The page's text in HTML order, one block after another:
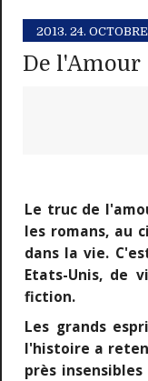
2013. 24. OCTOBRE
De l'Amour
Le truc de
les romans, au
dans la vie.
Etats-Unis, de
fiction.
Les grands
l'histoire a
près